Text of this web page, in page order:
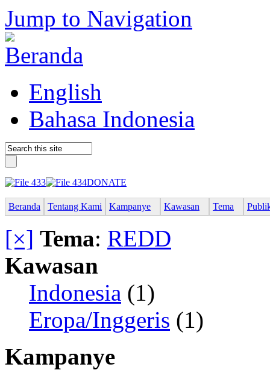
Jump to Navigation
English
Bahasa Indonesia
DONATE
Beranda Tentang Kami Kampanye Kawasan Tema
[×] Tema: REDD
Kawasan
Indonesia (1)
Eropa/Inggeris (1)
Kampanye